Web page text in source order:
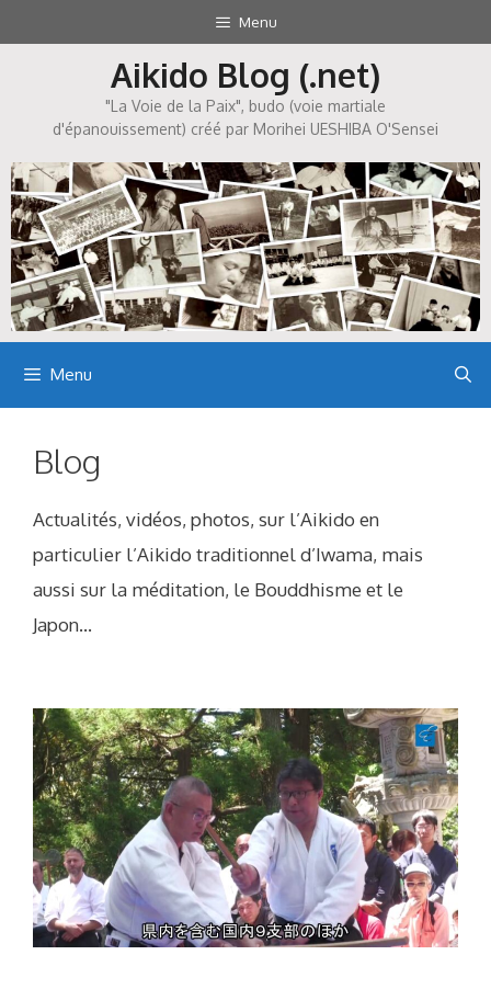
au
Menu
Aikido Blog (.net)
"La Voie de la Paix", budo (voie martiale
d'épanouissement) créé par Morihei UESHIBA O'Sensei
Menu
Blog
Actualités, vidéos, photos, sur l’Aikido en
particulier l’Aikido traditionnel d’Iwama, mais
aussi sur la méditation, le Bouddhisme et le
Japon…